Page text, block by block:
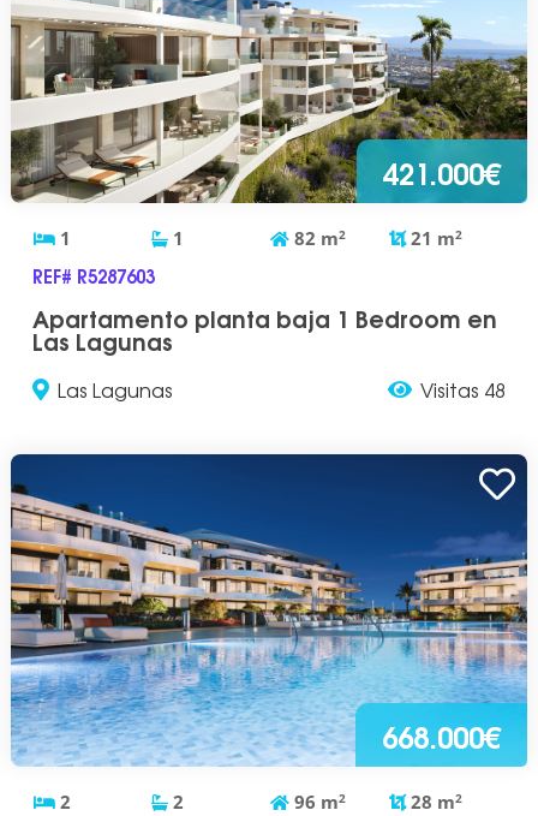
421.000€
1 1 82 m2 21 m2
REF# R5287603
Apartamento planta baja 1 Bedroom en
Las Lagunas
Las Lagunas Visitas 48
668.000€
2 2 96 m2 28 m2